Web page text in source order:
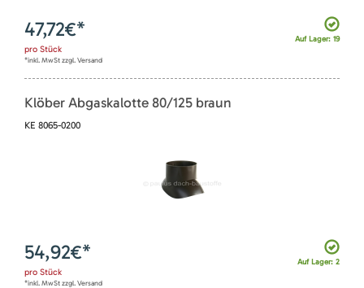
Auf Lager: 19
47,72€*
pro Stück
*inkl. MwSt zzgl. Versand
Klöber Abgaskalotte 80/125 braun
KE 8065-0200
Auf Lager: 2
54,92€*
pro Stück
*inkl. MwSt zzgl. Versand